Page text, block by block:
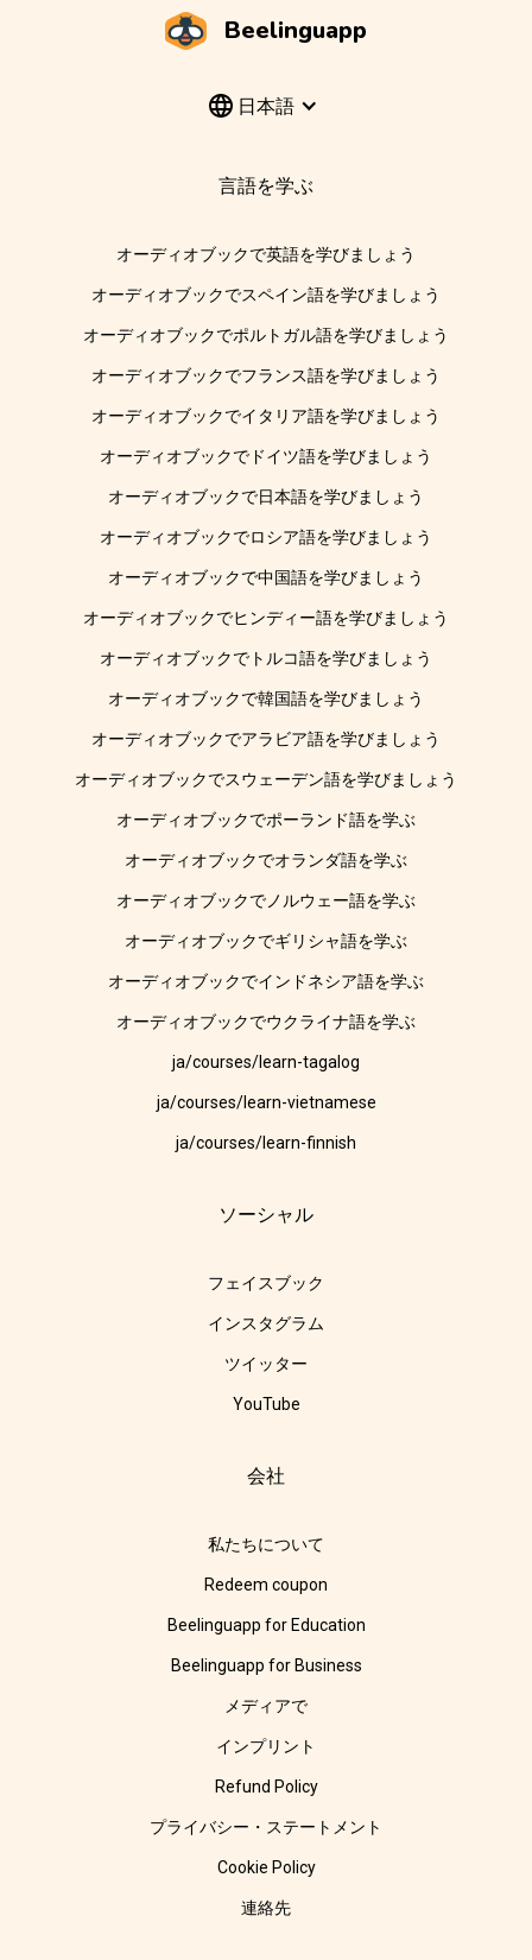
Beelinguapp
日本語
言語を学ぶ
オーディオブックで英語を学びましょう
オーディオブックでスペイン語を学びましょう
オーディオブックでポルトガル語を学びましょう
オーディオブックでフランス語を学びましょう
オーディオブックでイタリア語を学びましょう
オーディオブックでドイツ語を学びましょう
オーディオブックで日本語を学びましょう
オーディオブックでロシア語を学びましょう
オーディオブックで中国語を学びましょう
オーディオブックでヒンディー語を学びましょう
オーディオブックでトルコ語を学びましょう
オーディオブックで韓国語を学びましょう
オーディオブックでアラビア語を学びましょう
オーディオブックでスウェーデン語を学びましょう
オーディオブックでポーランド語を学ぶ
オーディオブックでオランダ語を学ぶ
オーディオブックでノルウェー語を学ぶ
オーディオブックでギリシャ語を学ぶ
オーディオブックでインドネシア語を学ぶ
オーディオブックでウクライナ語を学ぶ
ja/courses/learn-tagalog
ja/courses/learn-vietnamese
ja/courses/learn-finnish
ソーシャル
フェイスブック
インスタグラム
ツイッター
YouTube
会社
私たちについて
Redeem coupon
Beelinguapp for Education
Beelinguapp for Business
メディアで
インプリント
Refund Policy
プライバシー・ステートメント
Cookie Policy
連絡先